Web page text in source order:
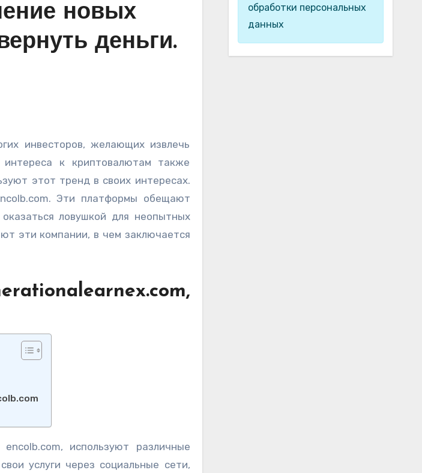
новых
деньги.
к криптовалютам также
этот тренд в своих интересах.
Эти платформы обещают
ловушкой для неопытных
эти компании, в чем заключается
используют различные
услуги через социальные сети,
обработки персональных
данных